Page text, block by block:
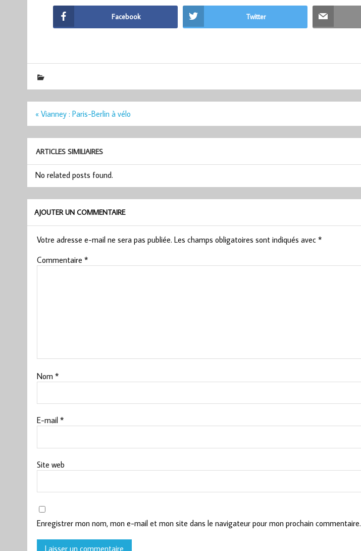
Facebook Twitter
Navigation
« Vianney : Paris-Berlin à vélo
ARTICLES SIMILIAIRES
No related posts found.
AJOUTER UN COMMENTAIRE
Votre adresse e-mail ne sera pas publiée. Les champs obligatoires sont indiqués avec *
Commentaire *
Nom *
E-mail *
Site web
Enregistrer mon nom, mon e-mail et mon site dans le navigateur pour mon prochain commentaire.